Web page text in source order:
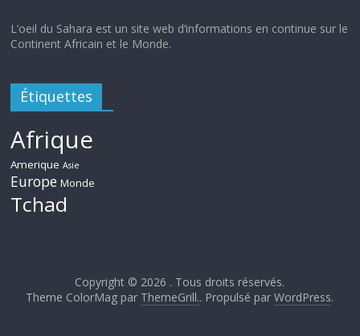
L’oeil du Sahara est un site web d’informations en continue sur le
Continent Africain et le Monde.
Étiquettes
Afrique
Amerique Asie
Europe Monde
Tchad
Copyright © 2026 . Tous droits réservés.
Theme ColorMag par ThemeGrill.. Propulsé parWordPress.